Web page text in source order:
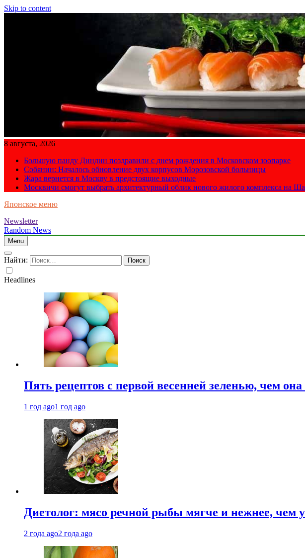
Skip to content
8 августа, 2026
Большую панду Диндин поздравили с днем рождения в Московском зоопарке
Собянин: Началось обновление двух корпусов Морозовской больницы
Жара вернется в Москву в предстоящие выходные
Москвичи смогут выбрать архитектурный облик нового жилого комплекса на
Японское меню
Newsletter
Random News
Menu
Найти:
Headlines
Пять рецептов с первой весенней зеленью, чем она
1 год ago1 год ago
Диетолог: мясо речной рыбы мягче и нежнее, чем
2 года ago2 года ago